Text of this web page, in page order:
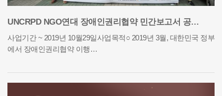
UNCRPD NGO연대 장애인권리협약 민간보고서 공…
사업기간 ~ 2019년 10월29일사업목적○ 2019년 3월, 대한민국 정부
에서 장애인권리협약 이행…